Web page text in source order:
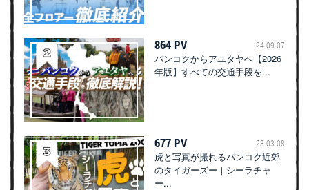
864 PV 24.09.07
バンコクからアユタヤへ【2026
年版】すべての交通手段を...
677 PV 23.03.08
虎と写真が撮れるバンコク近郊
のタイガーズー｜シーラチャ
ー...